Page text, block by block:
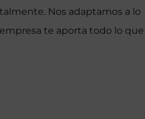
Nos adaptamos a lo
te aporta todo lo que